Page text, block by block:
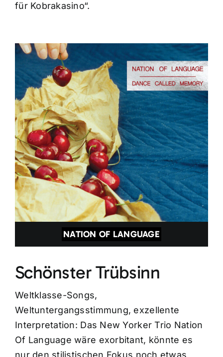
für Kobrakasino“.
NATION OF LANGUAGE
Schönster Trübsinn
Weltklasse-Songs,
Weltuntergangsstimmung, exzellente
Interpretation: Das New Yorker Trio Nation
Of Language wäre exorbitant, könnte es
nur den stilistischen Fokus noch etwas